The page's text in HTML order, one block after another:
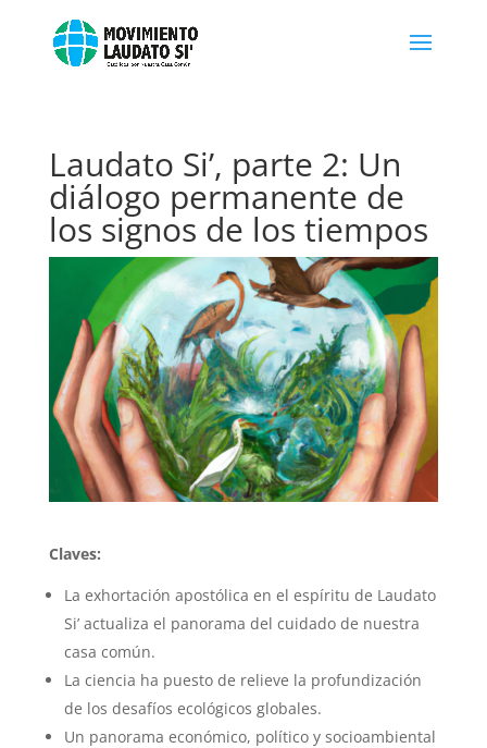
Laudato Si’, parte 2: Un
diálogo permanente de
los signos de los tiempos
Claves:
La exhortación apostólica en el espíritu de Laudato
Si’ actualiza el panorama del cuidado de nuestra
casa común.
La ciencia ha puesto de relieve la profundización
de los desafíos ecológicos globales.
Un panorama económico, político y socioambiental